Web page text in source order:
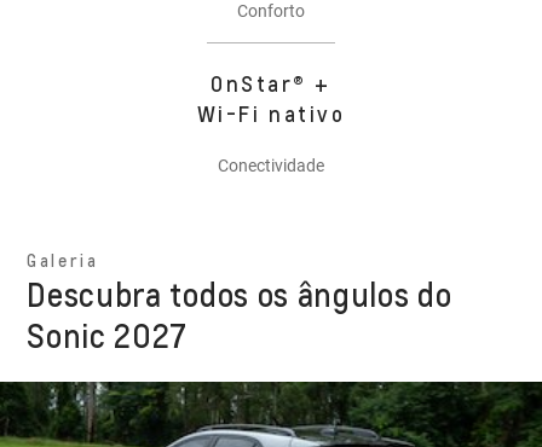
Conforto
OnStar® +
Wi-Fi nativo
Conectividade
Galeria
Descubra todos os ângulos do
Sonic 2027